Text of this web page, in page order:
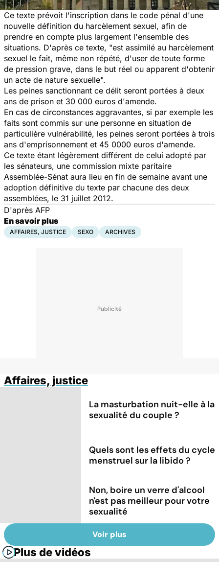
Ce texte prévoit l'inscription dans le code pénal d'une
nouvelle définition du harcèlement sexuel, afin de
prendre en compte plus largement l'ensemble des
situations. D'après ce texte, "est assimilé au harcèlement
sexuel le fait, même non répété, d'user de toute forme
de pression grave, dans le but réel ou apparent d'obtenir
un acte de nature sexuelle".
Les peines sanctionnant ce délit seront portées à deux
ans de prison et 30 000 euros d'amende.
En cas de circonstances aggravantes, si par exemple les
faits sont commis sur une personne en situation de
particulière vulnérabilité, les peines seront portées à trois
ans d'emprisonnement et 45 0000 euros d'amende.
Ce texte étant légèrement différent de celui adopté par
les sénateurs, une commission mixte paritaire
Assemblée-Sénat aura lieu en fin de semaine avant une
adoption définitive du texte par chacune des deux
assemblées, le 31 juillet 2012.
D'après AFP
En savoir plus
AFFAIRES, JUSTICE SEXO ARCHIVES
Affaires, justice
La masturbation nuit-elle à la
sexualité du couple ?
Quels sont les effets du cycle
menstruel sur la libido ?
Non, boire un verre d'alcool
n'est pas meilleur pour votre
sexualité
Voir plus
Plus de vidéos